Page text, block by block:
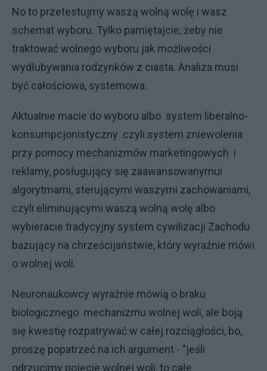
No to przetestujmy waszą wolną wolę i wasz
schemat wyboru. Tylko pamiętajcie, żeby nie
traktować wolnego wyboru jak możliwości
wydłubywania rodzynków z ciasta. Analiza musi
być całościowa, systemowa.
Aktualnie macie do wyboru albo system liberalno-
konsumpcjonistyczny czyli system zniewolenia
przy pomocy mechanizmów marketingowych i
reklamy, posługujący się zaawansowanymui
algorytmami, sterującymi waszymi zachowaniami,
czyli eliminującymi waszą wolną wolę albo
wybieracie tradycyjny system cywilizacji Zachodu
bazujący na chrześcijaństwie, który wyraźnie mówi
o wolnej woli.
Neuronaukowcy wyraźnie mówią o braku
biologicznego mechanizmu wolnej woli, ale boją
się kwestię rozpatrywać w całej rozciągłości, bo,
proszę popatrzeć na ich argument - "jeśli
odrzucimy pojęcie wolnej woli, to całe